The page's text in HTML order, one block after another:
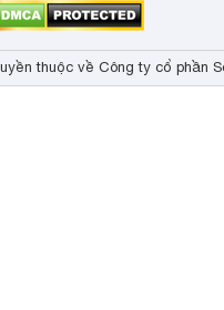
thuộc về Công ty cổ phần